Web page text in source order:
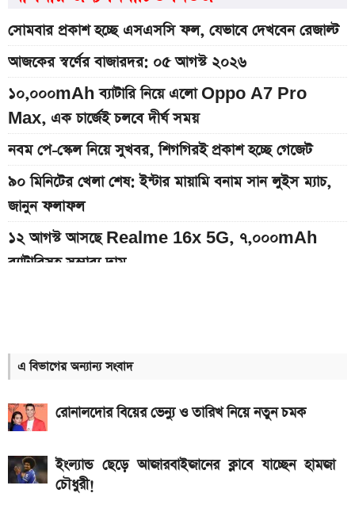
সোমবার প্রকাশ হচ্ছে এসএসসি ফল, যেভাবে দেখবেন রেজাল্ট
আজকের স্বর্ণের বাজারদর: ০৫ আগস্ট ২০২৬
১০,০০০mAh ব্যাটারি নিয়ে এলো Oppo A7 Pro
Max, এক চার্জেই চলবে দীর্ঘ সময়
নবম পে-স্কেল নিয়ে সুখবর, শিগগিরই প্রকাশ হচ্ছে গেজেট
৯০ মিনিটের খেলা শেষ: ইন্টার মায়ামি বনাম সান লুইস ম্যাচ,
জানুন ফলাফল
১২ আগস্ট আসছে Realme 16x 5G, ৭,০০০mAh
ব্যাটারিসহ সম্ভাব্য দাম
দেশের বাজারে আজকের স্বর্ণের দাম, প্রতি ভরি কত
ইন্টার মায়ামির বাকি দুই ম্যাচের সূচি প্রকাশ; যেভাবে দেখবেন
লাইভ
দাম কত?
একটু পর শুরু, Milan Vs Inter ম্যাচ; লাইভ দেখুন এখানে
এ বিভাগের অন্যান্য সংবাদ
রোনালদোর বিয়ের ভেন্যু ও তারিখ নিয়ে নতুন চমক
ইংল্যান্ড ছেড়ে আজারবাইজানের ক্লাবে যাচ্ছেন হামজা
চৌধুরী!